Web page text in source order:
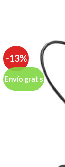
-13%
Envío gratis